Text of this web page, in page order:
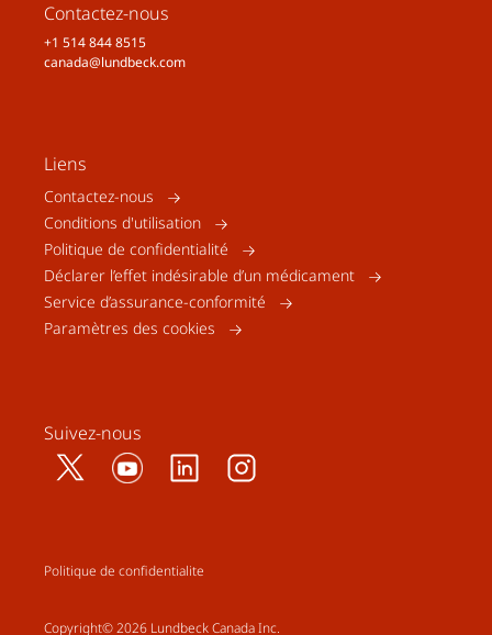
Contactez-nous
+1 514 844 8515
canada@lundbeck.com
Liens
Contactez-nous
Conditions d'utilisation
Politique de confidentialité
Déclarer l’effet indésirable d’un médicament
Service d’assurance-conformité
Paramètres des cookies
Suivez-nous
Politique de confidentialite
Copyright© 2026 Lundbeck Canada Inc.